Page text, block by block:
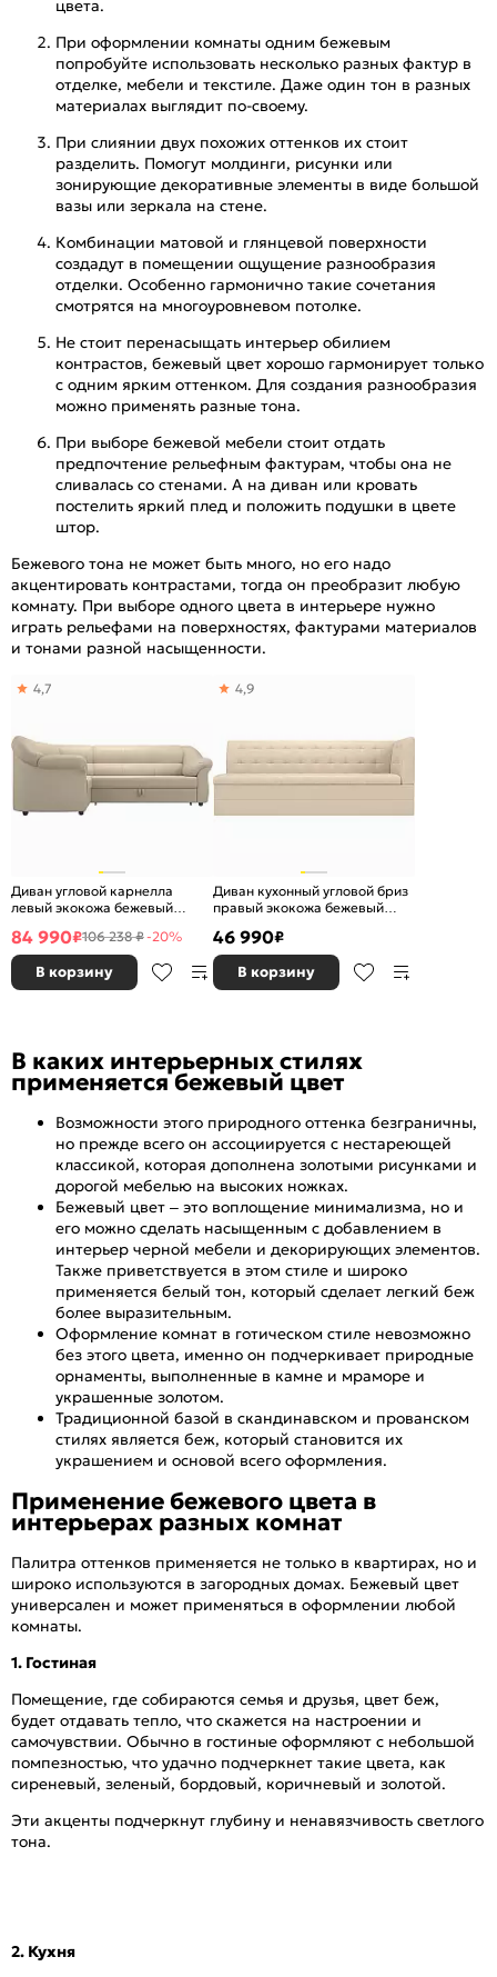
цвета.
При оформлении комнаты одним бежевым
попробуйте использовать несколько разных фактур в
отделке, мебели и текстиле. Даже один тон в разных
материалах выглядит по-своему.
При слиянии двух похожих оттенков их стоит
разделить. Помогут молдинги, рисунки или
зонирующие декоративные элементы в виде большой
вазы или зеркала на стене.
Комбинации матовой и глянцевой поверхности
создадут в помещении ощущение разнообразия
отделки. Особенно гармонично такие сочетания
смотрятся на многоуровневом потолке.
Не стоит перенасыщать интерьер обилием
контрастов, бежевый цвет хорошо гармонирует только
с одним ярким оттенком. Для создания разнообразия
можно применять разные тона.
При выборе бежевой мебели стоит отдать
предпочтение рельефным фактурам, чтобы она не
сливалась со стенами. А на диван или кровать
постелить яркий плед и положить подушки в цвете
штор.
Бежевого тона не может быть много, но его надо
акцентировать контрастами, тогда он преобразит любую
комнату. При выборе одного цвета в интерьере нужно
играть рельефами на поверхностях, фактурами материалов
и тонами разной насыщенности.
Диван угловой карнелла
левый экокожа бежевый
4,7
84 990₽106 238 ₽-20%
В корзину
Диван кухонный угловой бриз
правый экокожа бежевый
4,9
46 990₽
В корзину
В каких интерьерных стилях
применяется бежевый цвет
Возможности этого природного оттенка безграничны,
но прежде всего он ассоциируется с нестареющей
классикой, которая дополнена золотыми рисунками и
дорогой мебелью на высоких ножках.
Бежевый цвет – это воплощение минимализма, но и
его можно сделать насыщенным с добавлением в
интерьер черной мебели и декорирующих элементов.
Также приветствуется в этом стиле и широко
применяется белый тон, который сделает легкий беж
более выразительным.
Оформление комнат в готическом стиле невозможно
без этого цвета, именно он подчеркивает природные
орнаменты, выполненные в камне и мраморе и
украшенные золотом.
Традиционной базой в скандинавском и прованском
стилях является беж, который становится их
украшением и основой всего оформления.
Применение бежевого цвета в
интерьерах разных комнат
Палитра оттенков применяется не только в квартирах, но и
широко используются в загородных домах. Бежевый цвет
универсален и может применяться в оформлении любой
комнаты.
1. Гостиная
Помещение, где собираются семья и друзья, цвет беж,
будет отдавать тепло, что скажется на настроении и
самочувствии. Обычно в гостиные оформляют с небольшой
помпезностью, что удачно подчеркнет такие цвета, как
сиреневый, зеленый, бордовый, коричневый и золотой.
Эти акценты подчеркнут глубину и ненавязчивость светлого
тона.
2. Кухня